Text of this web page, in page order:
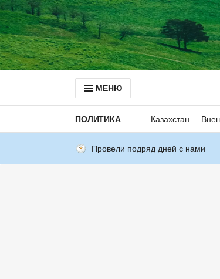
МЕНЮ
ПОЛИТИКА Казахстан
Провели подряд дней с нами